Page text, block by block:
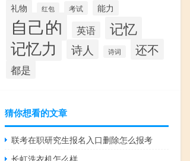
礼物 红包 考试 能力
自己的 英语 记忆
记忆力 诗人 诗词 还不
都是
猜你想看的文章
联考在职研究生报名入口删除怎么报考
长虹洗衣机怎么样